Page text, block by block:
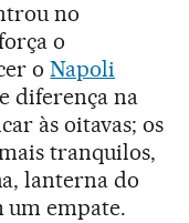
no
o
oNapoli
diferença na
às oitavas; os
tranquilos,
lanterna do
um empate.